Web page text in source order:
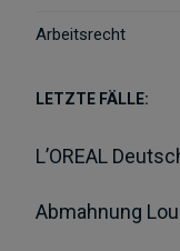
Arbeitsrecht
LETZTE FÄLLE:
L’OREAL
Abmahnung